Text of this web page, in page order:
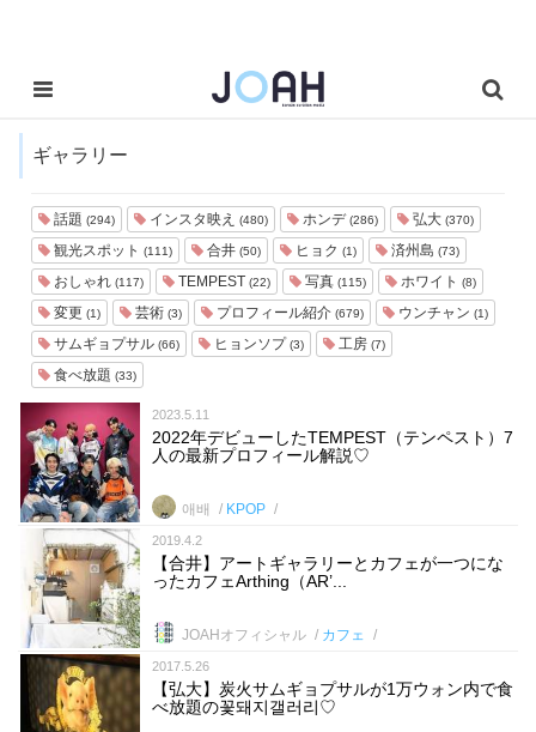
ギャラリー
話題 (294) インスタ映え (480) ホンデ(286) 弘大 (370)
観光スポット (111) 合井 (50) ヒョク (1) 済州島 (73)
おしゃれ (117) TEMPEST (22) 写真 (115) ホワイト (8)
変更 (1) 芸術 (3) プロフィール紹介 (679) ウンチャン (1)
サムギョプサル (66) ヒョンソプ(3) 工房 (7)
食べ放題 (33)
2023.5.11
2022年デビューしたTEMPEST（テンペスト）7
人の最新プロフィール解説♡
애배 KPOP
2019.4.2
【合井】アートギャラリーとカフェが一つにな
ったカフェArthing（AR’...
JOAHオフィシャル カフェ
2017.5.26
【弘大】炭火サムギョプサルが1万ウォン内で食
べ放題の꽃돼지갤러리♡